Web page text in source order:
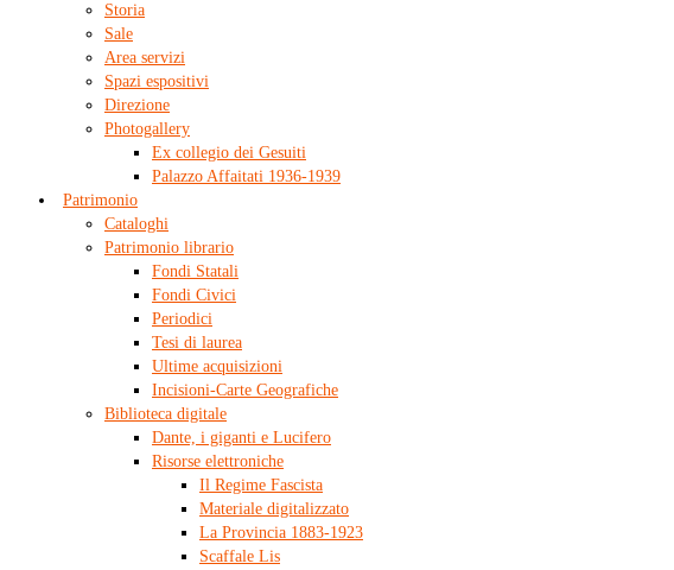
Storia
Sale
Area servizi
Spazi espositivi
Direzione
Photogallery
Ex collegio dei Gesuiti
Palazzo Affaitati 1936-1939
Patrimonio
Cataloghi
Patrimonio librario
Fondi Statali
Fondi Civici
Periodici
Tesi di laurea
Ultime acquisizioni
Incisioni-Carte Geografiche
Biblioteca digitale
Dante, i giganti e Lucifero
Risorse elettroniche
Il Regime Fascista
Materiale digitalizzato
La Provincia 1883-1923
Scaffale Lis